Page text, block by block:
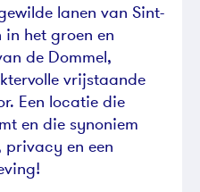
lanen van Sint-
in het groen en
de Dommel,
vrijstaande
Een locatie die
en die synoniem
en een